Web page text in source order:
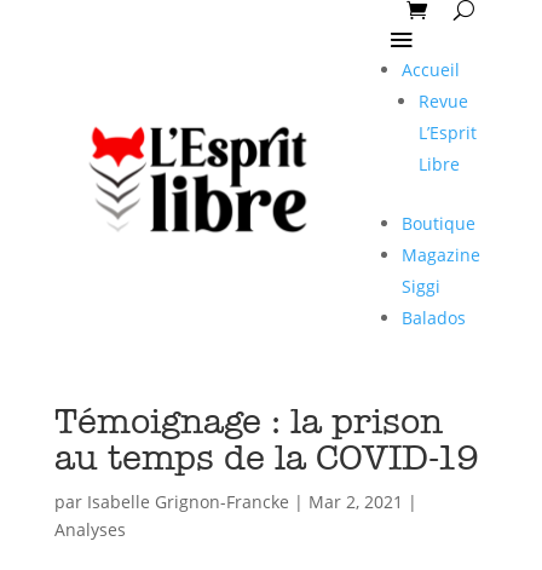
Accueil
Revue
L’Esprit
Libre
Boutique
Magazine
Siggi
Balados
Témoignage : la prison
au temps de la COVID-19
par Isabelle Grignon-Francke | Mar 2, 2021 |
Analyses